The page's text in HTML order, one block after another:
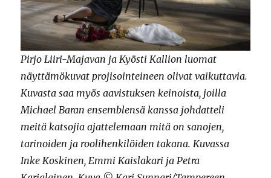
Pirjo Liiri-Majavan ja Kyösti Kallion luomat
näyttämökuvat projisointeineen olivat vaikuttavia.
Kuvasta saa myös aavistuksen keinoista, joilla
Michael Baran ensemblensä kanssa johdatteli
meitä katsojia ajattelemaan mitä on sanojen,
tarinoiden ja roolihenkilöiden takana. Kuvassa
Inke Koskinen, Emmi Kaislakari ja Petra